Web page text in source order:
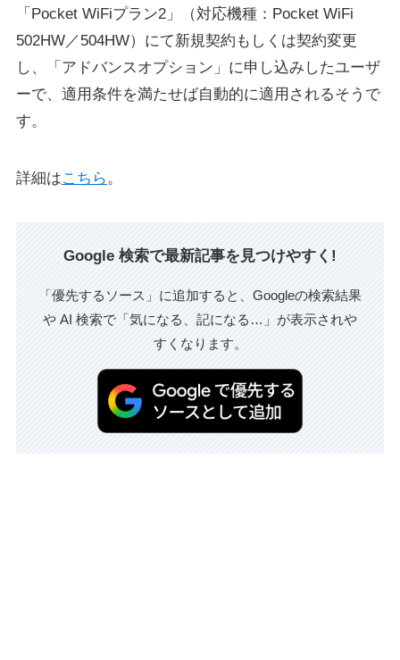
「Pocket WiFiプラン2」（対応機種：Pocket WiFi
502HW／504HW）にて新規契約もしくは契約変更
し、「アドバンスオプション」に申し込みしたユーザ
ーで、適用条件を満たせば自動的に適用されるそうで
す。
詳細はこちら 。
Google 検索で最新記事を見つけやすく!
「優先するソース」に追加すると、Googleの検索結果
や AI 検索で「気になる、記になる…」が表示されや
すくなります。